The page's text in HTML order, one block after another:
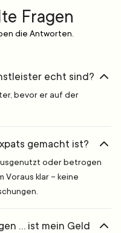
Fragen
die Antworten.
echt sind?
bevor er auf der
gemacht ist?
oder betrogen
Voraus klar – keine
… ist mein Geld